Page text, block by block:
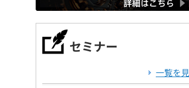
セミナー
一覧を